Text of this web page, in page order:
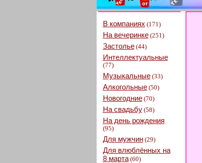
В компаниях (171)
На вечеринке(251)
Застолье(44)
Интеллектуальные
(77)
Музыкальные(33)
Алкогольные(50)
Новогодние(70)
На свадьбу(58)
На день рождения
(95)
Для мужчин(29)
Для влюблённых на
8 марта(60)